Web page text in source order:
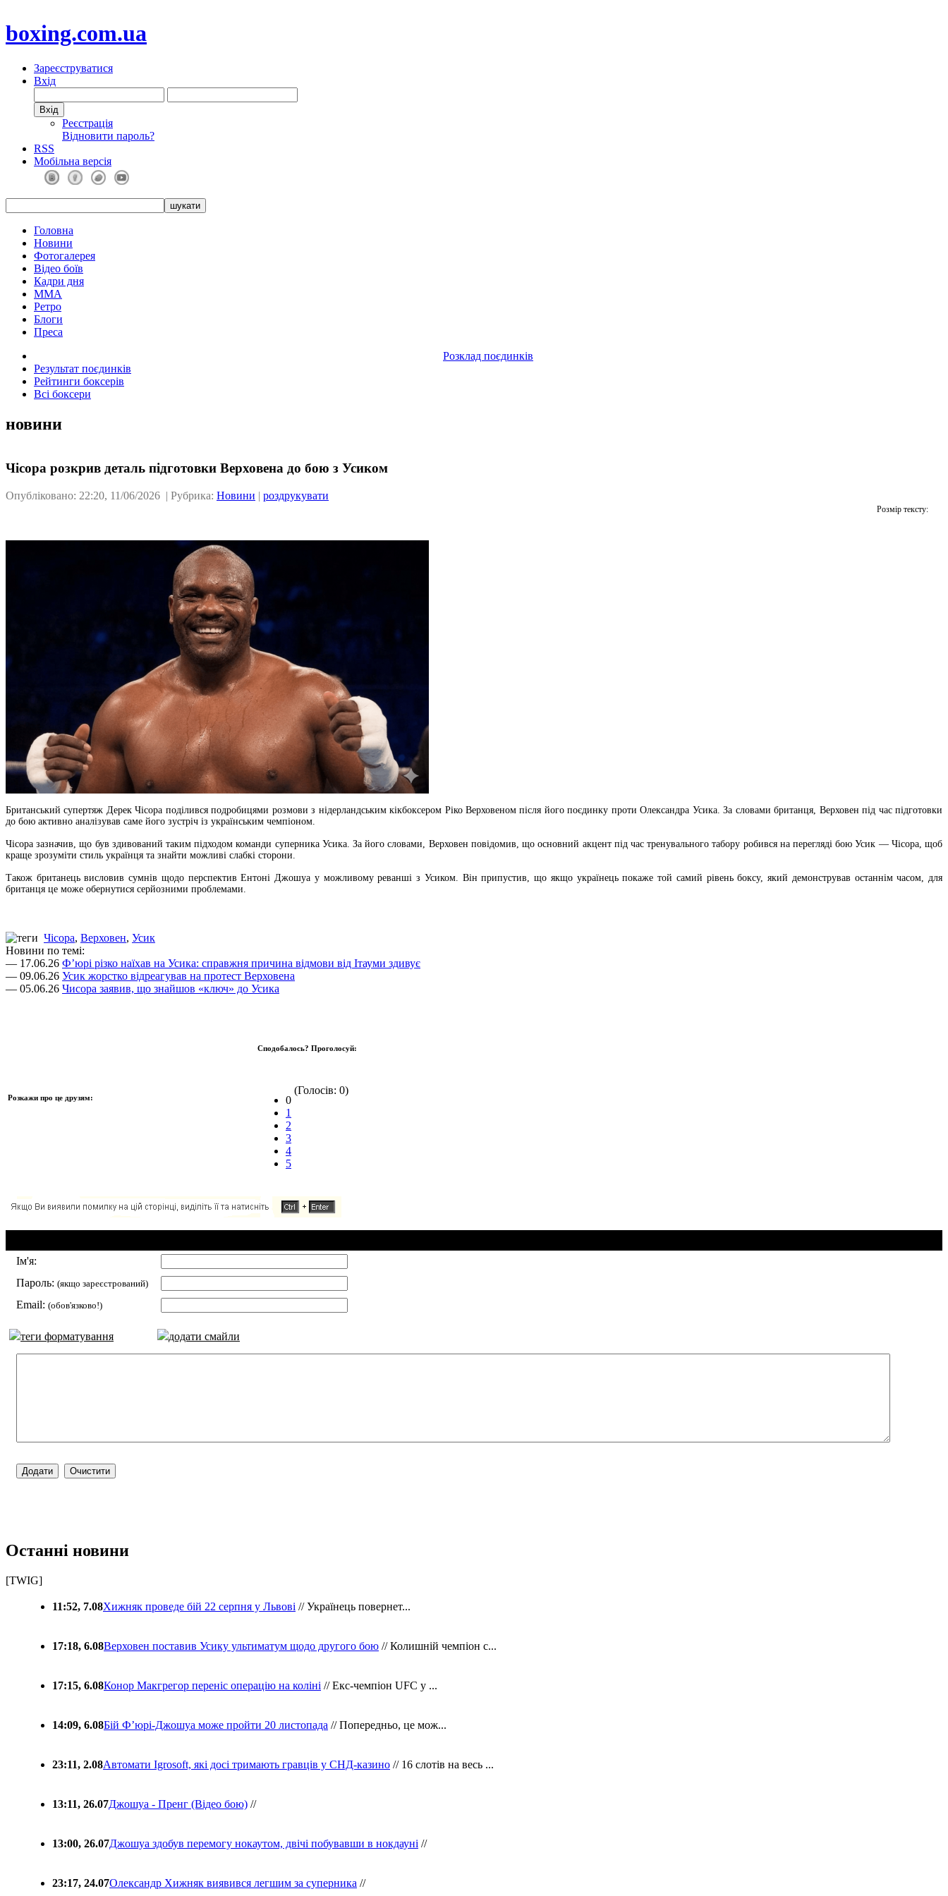
boxing.com.ua
Зареєструватися
Вхід
Реєстрація
Відновити пароль?
RSS
Мобільна версія
Головна
Новини
Фотогалерея
Відео боїв
Кадри дня
ММА
Ретро
Блоги
Преса
Розклад поєдинків
Результат поєдинків
Рейтинги боксерів
Всі боксери
новини
Чісора розкрив деталь підготовки Верховена до бою з Усиком
Опубліковано: 22:20, 11/06/2026 | Рубрика: Новини | роздрукувати
Розмір тексту:
Британський супертяж Дерек Чісора поділився подробицями розмови з нідерландським кікбоксером Ріко Верховеном після його поєдинку проти Олександра Усика. За словами британця, Верховен під час підготовки
до бою активно аналізував саме його зустріч із українським чемпіоном.
Чісора зазначив, що був здивований таким підходом команди суперника Усика. За його словами, Верховен повідомив, що основний акцент під час тренувального табору робився на перегляді бою Усик — Чісора, щоб
краще зрозуміти стиль українця та знайти можливі слабкі сторони.
Також британець висловив сумнів щодо перспектив Ентоні Джошуа у можливому реванші з Усиком. Він припустив, що якщо українець покаже той самий рівень боксу, який демонстрував останнім часом, для
британця це може обернутися серйозними проблемами.
Чісора, Верховен, Усик
Новини по темі:
— 17.06.26 Ф’юрі різко наїхав на Усика: справжня причина відмови від Ітауми здивує
— 09.06.26 Усик жорстко відреагував на протест Верховена
— 05.06.26 Чисора заявив, що знайшов «ключ» до Усика
Розкажи про це друзям:
Сподобалось? Проголосуй:
0
1
2
3
4
5
(Голосів: 0)
Ім'я:
Пароль: (якщо зареєстрований)
Email: (обов'язково!)
теги форматування додати смайли
Останні новини
[TWIG]
11:52, 7.08Хижняк проведе бій 22 серпня у Львові // Українець повернет...
17:18, 6.08Верховен поставив Усику ультиматум щодо другого бою // Колишній чемпіон с...
17:15, 6.08Конор Макгрегор переніс операцію на коліні // Екс-чемпіон UFC у ...
14:09, 6.08Бій Ф’юрі-Джошуа може пройти 20 листопада // Попередньо, це мож...
23:11, 2.08Автомати Igrosoft, які досі тримають гравців у СНД-казино // 16 слотів на весь ...
13:11, 26.07Джошуа - Пренг (Відео бою) //
13:00, 26.07Джошуа здобув перемогу нокаутом, двічі побувавши в нокдауні //
23:17, 24.07Олександр Хижняк виявився легшим за суперника //